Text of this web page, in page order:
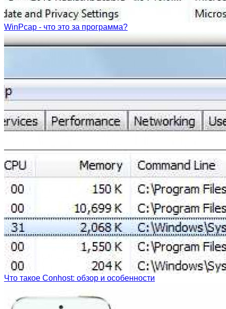
WinPcap - что это за программа?
Что такое Conhost: обзор и особенности